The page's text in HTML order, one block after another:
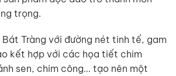
trọng.
Tràng với đường nét tinh tế, gam
kết hợp với các họa tiết chim
sen, chim công… tạo nên một